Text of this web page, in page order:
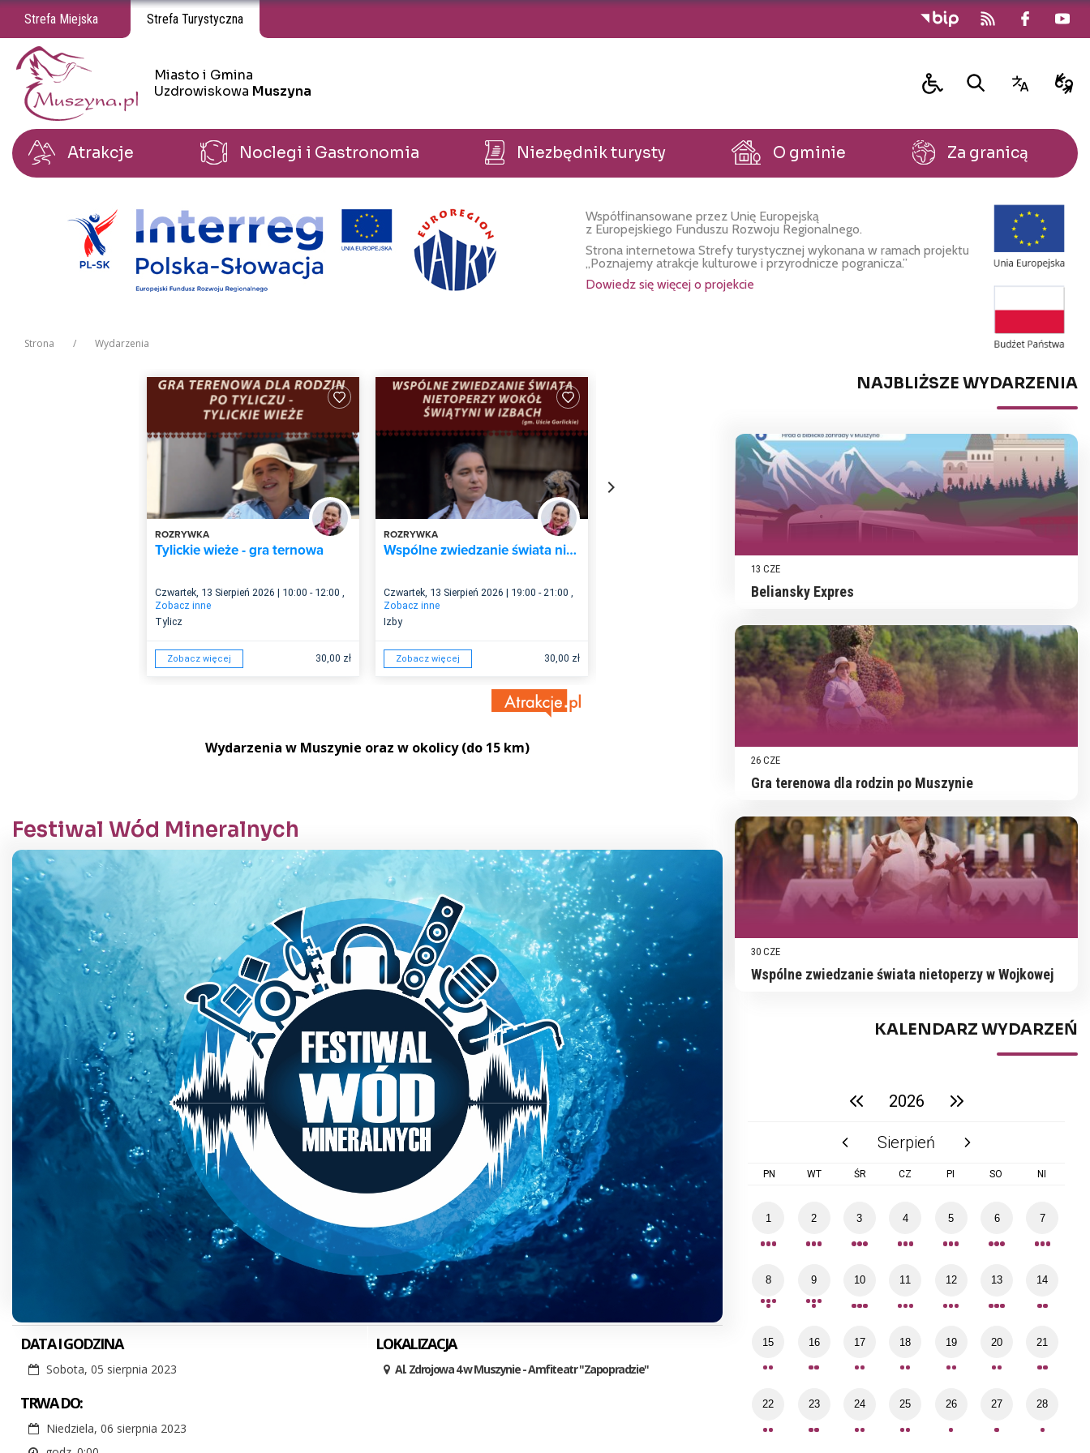
Strefa Miejska Strefa Turystyczna
Miasto i Gmina Uzdrowiskowa Muszyna
Miasto i Gmina
Uzdrowiskowa Muszyna
Miasto i Gmina Uzdrowiskowa Muszyna
Atrakcje Noclegi i Gastronomia Niezbędnik turysty O gminie Za granicą
Współfinansowane przez Unię Europejską
z Europejskiego Funduszu Rozwoju Regionalnego.
Strona internetowa Strefy turystycznej wykonana w ramach projektu
„Poznajemy atrakcje kulturowe i przyrodnicze pogranicza.”
Dowiedz się więcej o projekcie
Strona Wydarzenia
Wydarzenia w Muszynie oraz w okolicy (do 15 km)
Festiwal Wód Mineralnych
DATA I GODZINA
Sobota, 05 sierpnia 2023
TRWA DO:
Niedziela, 06 sierpnia 2023
LOKALIZACJA
Al. Zdrojowa 4 w Muszynie - Amfiteatr "Zapopradzie"
NAJBLIŻSZE WYDARZENIA
13 CZE
Beliansky Expres
26 CZE
Gra terenowa dla rodzin po Muszynie
30 CZE
Wspólne zwiedzanie świata nietoperzy w Wojkowej
KALENDARZ WYDARZEŃ
poprzedni rok
2026 następny rok
poprzedni miesiąc
Sierpień następny miesiąc
PN WT ŚR CZ PI SO NI
1 2 3 4 5 6 7
8 9 10 11 12 13 14
15 16 17 18 19 20 21
22 23 24 25 26 27 28